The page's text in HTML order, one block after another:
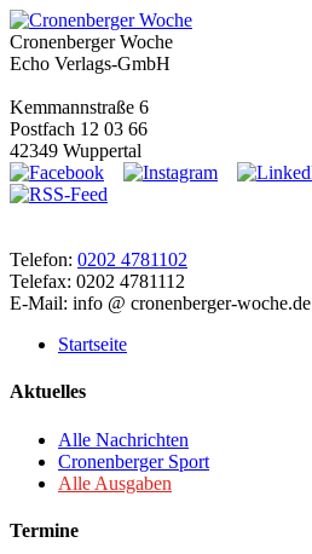
Cronenberger Woche
Echo Verlags-GmbH
Kemmannstraße 6
Postfach 12 03 66
42349 Wuppertal
Telefon: 0202 4781102
Telefax: 0202 4781112
E-Mail: info @ cronenberger-woche.de
Startseite
Aktuelles
Alle Nachrichten
Cronenberger Sport
Alle Ausgaben
Termine